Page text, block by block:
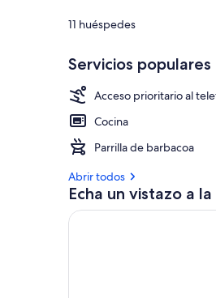
11 huéspedes
Servicios populares
Acceso prioritario al
Cocina
Parrilla de barbacoa
Abrir todos
Echa un vistazo a